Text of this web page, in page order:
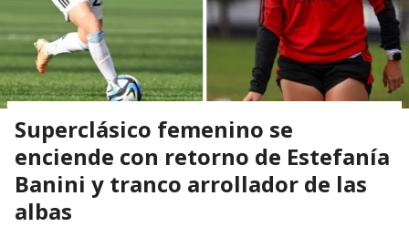
Superclásico femenino se
enciende con retorno de Estefanía
Banini y tranco arrollador de las
albas